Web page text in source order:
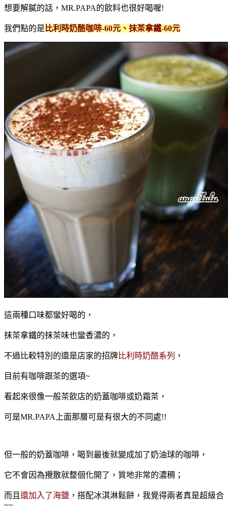
想要解膩的話，MR.PAPA的飲料也很好喝喔!
我們點的是 比利時奶酪咖啡-60元、抹茶拿鐵-60元
這兩種口味都蠻好喝的，
抹茶拿鐵的抹茶味也蠻香濃的，
不過比較特別的還是店家的招牌比利時奶酪系列 ，
目前有咖啡跟茶的選項~
看起來很像一般茶飲店的奶蓋咖啡或奶霜茶，
可是MR.PAPA上面那層可是有很大的不同處!!
但一般的奶蓋咖啡，喝到最後就變成加了奶油球的咖啡，
它不會因為攪散就整個化開了， 質地非常的濃稠；
而且 還加入了海鹽 ，搭配冰淇淋鬆餅，我覺得兩者真是超級合
~~